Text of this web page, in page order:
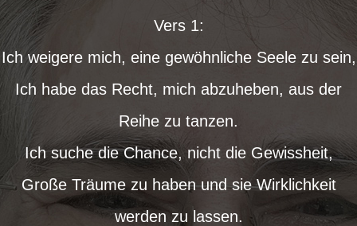
Vers 1:
Ich weigere mich, eine gewöhnliche Seele zu sein,
Ich habe das Recht, mich abzuheben, aus der
Reihe zu tanzen.
Ich suche die Chance, nicht die Gewissheit,
Große Träume zu haben und sie Wirklichkeit
werden zu lassen.